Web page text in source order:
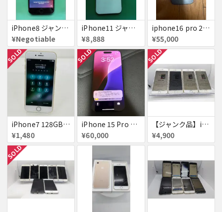
iPhone8 ジャンク品
¥Negotiable
iPhone11 ジャンク
¥8,888
iphone16 pro 256gb ブラックチタニウム
¥55,000
SOLD
iPhone7 128GB 赤ロム SoftBank ジャンク ゴールド A1779 パスコード不明 送料無料
¥1,480
SOLD
iPhone 15 Pro 128GB ブラックチタニウム ネットワーク利用制限あり
¥60,000
SOLD
【ジャンク品】iPhone6s ４台セット
¥4,900
SOLD